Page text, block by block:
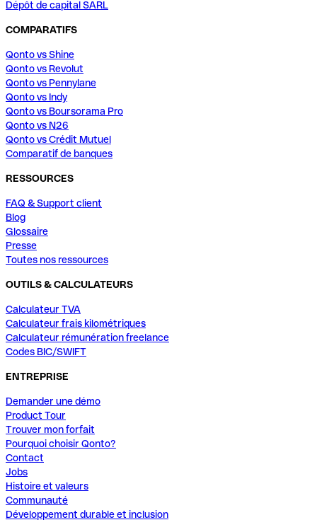
Dépôt de capital SARL
COMPARATIFS
Qonto vs Shine
Qonto vs Revolut
Qonto vs Pennylane
Qonto vs Indy
Qonto vs Boursorama Pro
Qonto vs N26
Qonto vs Crédit Mutuel
Comparatif de banques
RESSOURCES
FAQ & Support client
Blog
Glossaire
Presse
Toutes nos ressources
OUTILS & CALCULATEURS
Calculateur TVA
Calculateur frais kilométriques
Calculateur rémunération freelance
Codes BIC/SWIFT
ENTREPRISE
Demander une démo
Product Tour
Trouver mon forfait
Pourquoi choisir Qonto?
Contact
Jobs
Histoire et valeurs
Communauté
Développement durable et inclusion